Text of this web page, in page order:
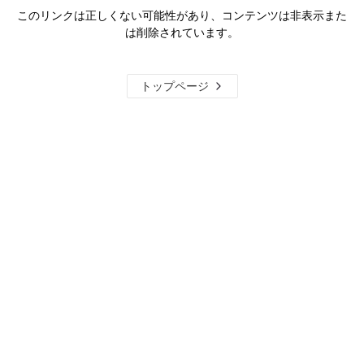
このリンクは正しくない可能性があり、コンテンツは非表示また
は削除されています。
トップページ